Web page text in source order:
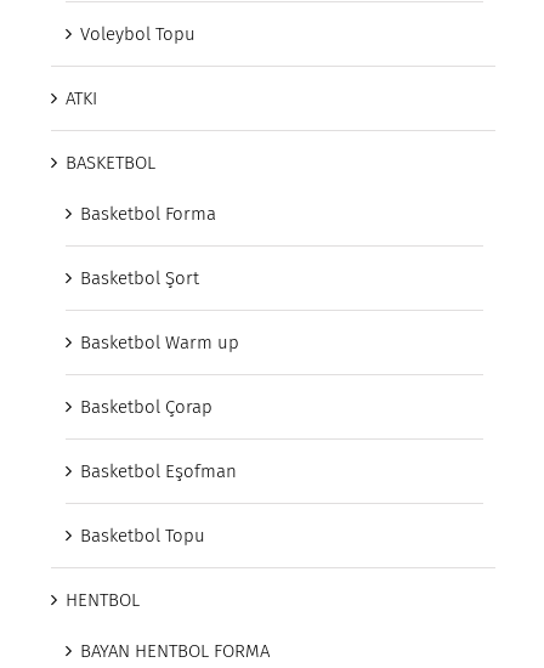
Voleybol Topu
ATKI
BASKETBOL
Basketbol Forma
Basketbol Şort
Basketbol Warm up
Basketbol Çorap
Basketbol Eşofman
Basketbol Topu
HENTBOL
BAYAN HENTBOL FORMA